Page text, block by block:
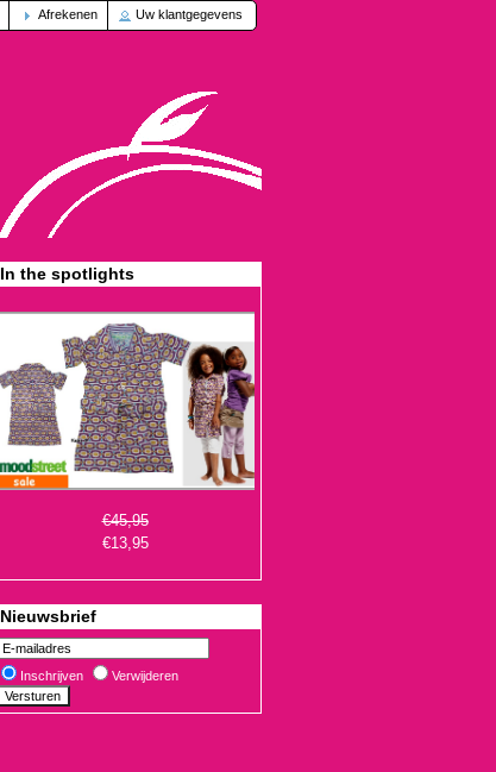
Afrekenen Uw klantgegevens
In the spotlights
€13,95
Nieuwsbrief
Inschrijven Verwijderen